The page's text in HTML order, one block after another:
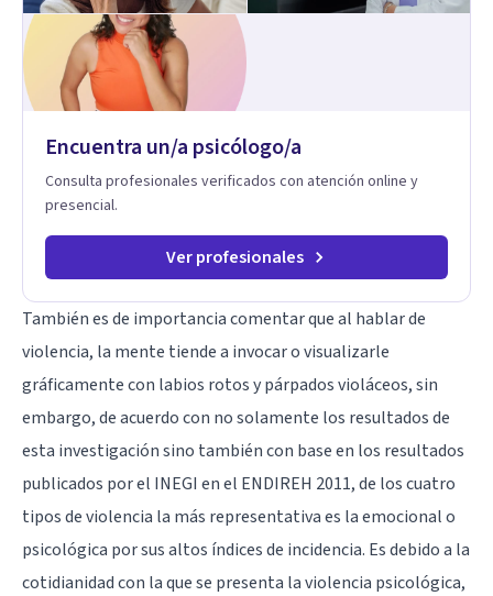
enfoque terapéutico se diferencia por una premisa clara: no
trabaja el síntoma, trabaja la raíz que lo origina. Su
metodología interviene en tres niveles: regulación del
sistema emocional, reprocesamiento de heridas de la
infancia y reestructuración cognitiva profunda, permitiendo
origen. Si buscas un proceso superficial, este no es el lugar.
raíz de lo que te ocurre, la Dra. Sandra Milena Jiménez Duque
es una de las mejores opciones para acompañarte. Porque
cuando sanas tu mundo interno, cambias tu forma de pensar,
Encuentra un/a psicólogo/a
Consulta profesionales verificados con atención online y
presencial.
Ver profesionales
También es de importancia comentar que al hablar de
violencia, la mente tiende a invocar o visualizarle
gráficamente con labios rotos y párpados violáceos, sin
embargo, de acuerdo con no solamente los resultados de
esta investigación sino también con base en los resultados
publicados por el INEGI en el ENDIREH 2011, de los cuatro
tipos de violencia la más representativa es la emocional o
psicológica por sus altos índices de incidencia. Es debido a la
cotidianidad con la que se presenta la violencia psicológica,